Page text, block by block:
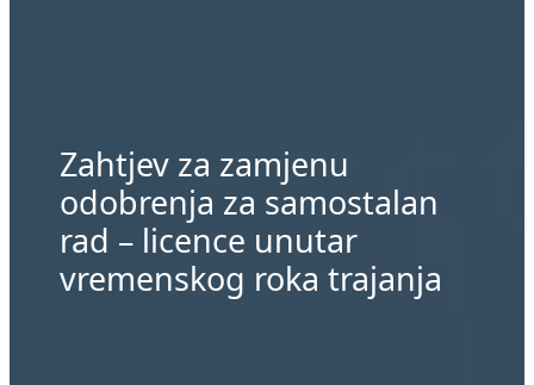
Zahtjev za zamjenu
odobrenja za samostalan
rad – licence unutar
vremenskog roka trajanja